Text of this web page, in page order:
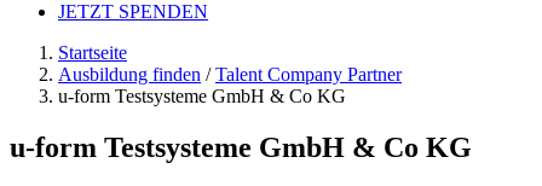
JETZT SPENDEN
Startseite
Ausbildung finden /Talent Company Partner
u-form Testsysteme GmbH & Co KG
u-form Testsysteme GmbH & Co KG